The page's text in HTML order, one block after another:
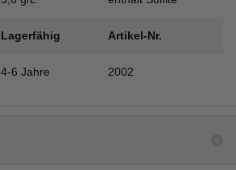
Lagerfähig Artikel-Nr.
4-6 Jahre 2002